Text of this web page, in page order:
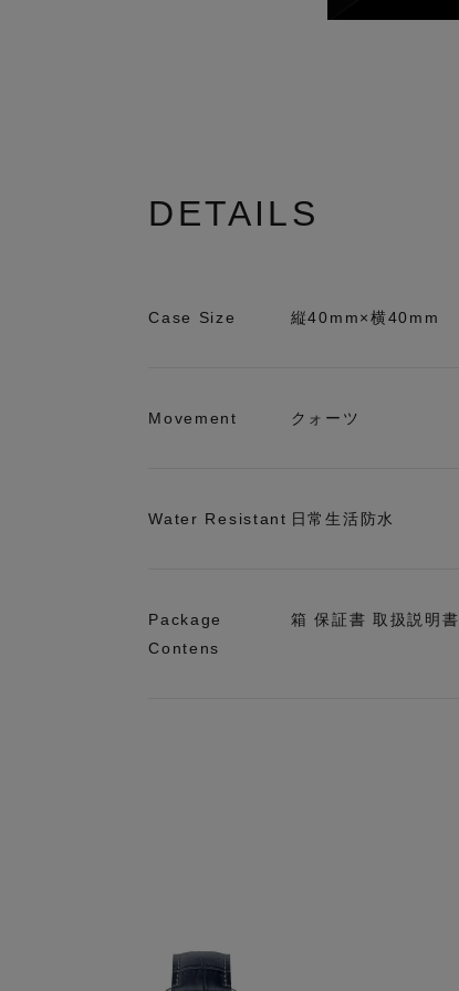
DETAILS
Case Size 縦40mm×横40mm
Movement クォーツ
Water Resistant 日常生活防水
Package
Contens
箱 保証書 取扱説明書